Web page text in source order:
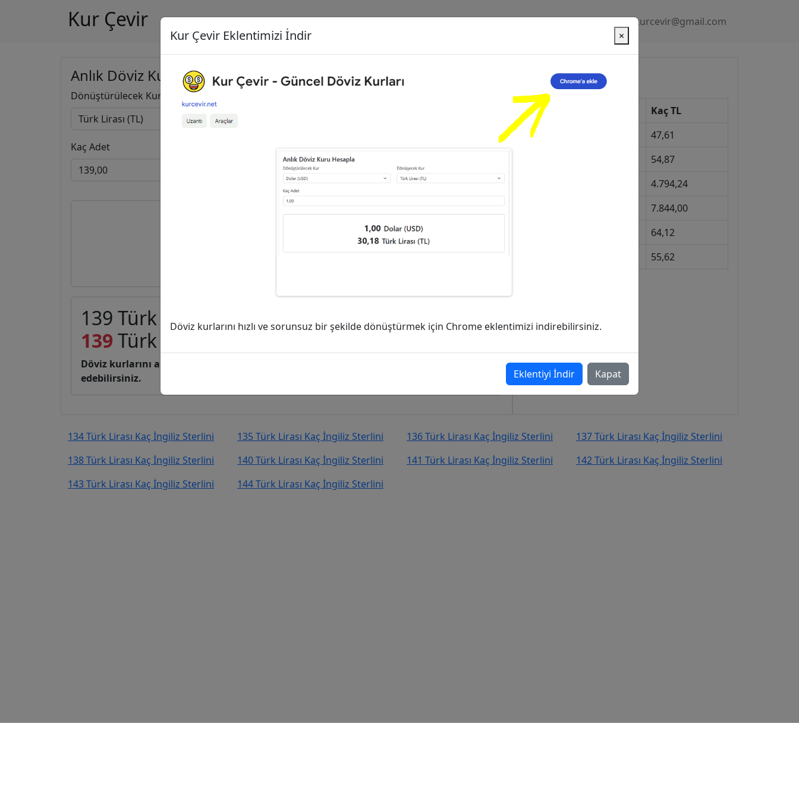
Kur Çevir Gizlilik Politikası kurcevir@gmail.com
Anlık Döviz Kuru Hesapla
Dönüştürülecek Kur
Kaç Adet
Türk Lirası (TL)
139 Türk Lirası (TL) kaç İngiliz Sterlini (GBP)?
139 Türk Lirası İngiliz Sterlini (GBP)
Döviz kurlarını anlık, canlı, basit bir şekilde kurcevir.net adresinden takip
edebilirsiniz.
Güncel Kurlar
Kur
Kaç TL
Dolar
47,61
54,87
4.794,24
7.844,00
64,12
55,62
134 Türk Lirası Kaç İngiliz Sterlini 135 Türk Lirası Kaç İngiliz Sterlini 136 Türk Lirası Kaç İngiliz Sterlini
137 Türk Lirası Kaç İngiliz Sterlini
138 Türk Lirası Kaç İngiliz Sterlini
140 Türk Lirası Kaç İngiliz Sterlini 141 Türk Lirası Kaç İngiliz Sterlini
142 Türk Lirası Kaç İngiliz Sterlini
143 Türk Lirası Kaç İngiliz Sterlini
144 Türk Lirası Kaç İngiliz Sterlini
Kur Çevir Eklentimizi İndir ×
Döviz kurlarını hızlı ve sorunsuz bir şekilde dönüştürmek için Chrome eklentimizi indirebilirsiniz.
Eklentiyi İndir Kapat